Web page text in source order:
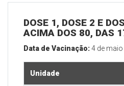
DOSE 1, DOSE 2 E
ACIMA DOS 80, DAS
Data de Vacinação:4 de maio
Unidade